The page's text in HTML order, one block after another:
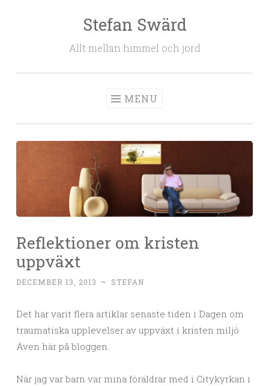
Stefan Swärd
Allt mellan himmel och jord
MENU
Reflektioner om kristen
uppväxt
DECEMBER 13, 2013 ~ STEFAN
Det har varit flera artiklar senaste tiden i Dagen om
traumatiska upplevelser av uppväxt i kristen miljö.
Även här på bloggen.
När jag var barn var mina föräldrar med i Citykyrkan i